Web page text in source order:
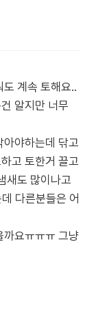
계속 토해요..
알지만 너무
야하는데 닦고
고 토한거 끌고
새도 많이나고
다른분들은 어
까요ㅠㅠㅠ 그냥